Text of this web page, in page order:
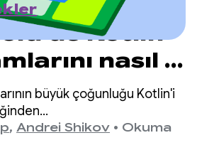
Kotlin
nasıl 2
hale
büyük çoğunluğu Kotlin'i
programlama için
geldi. Kitaplık, Kotlin'e özgü
, Andrei Shikov • Okuma